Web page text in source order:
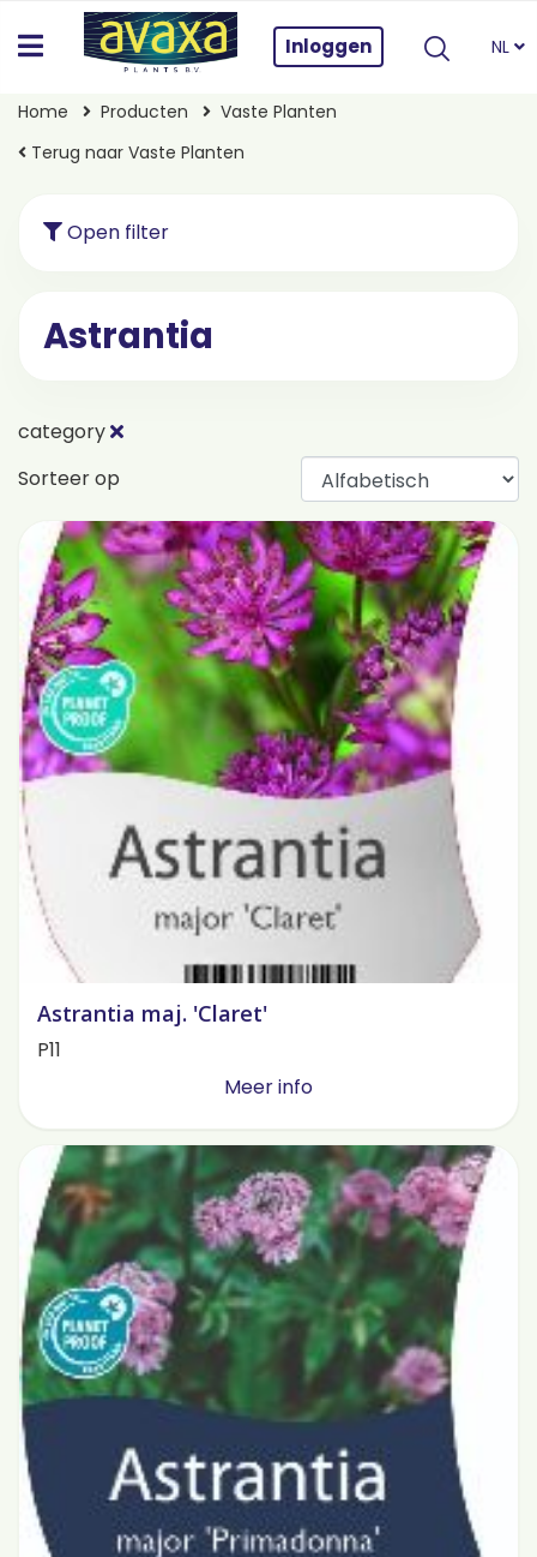
Inloggen NL
Home Producten
Vaste Planten
Terug naar Vaste Planten
Open filter
Astrantia
category
Sorteer op
Astrantia maj. 'Claret'
P11
Meer info